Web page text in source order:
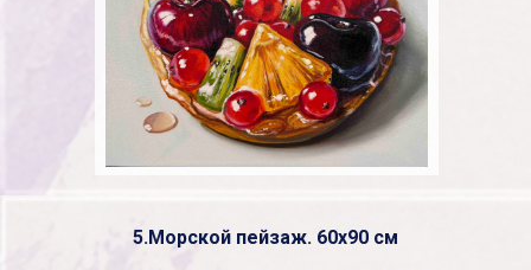
5.Морской пейзаж. 60х90 см